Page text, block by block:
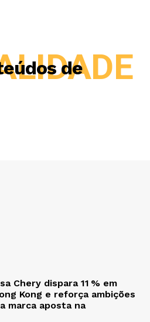
de
Chery dispara 11 % em
Kong e reforça ambições
marca aposta na